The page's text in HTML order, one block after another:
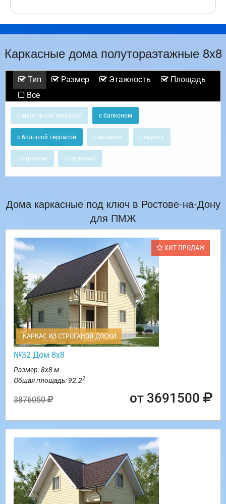
Каркасные дома полутораэтажные 8х8
Тип Размер Этажность
Площадь
Все
с маленькой террасой с балконом
с большой террасой с эркером с сауной
с гаражом с террасой
Дома каркасные под ключ в Ростове-на-Дону
для ПМЖ
ХИТ ПРОДАЖ
КАРКАС ИЗ СТРОГАНОЙ ДОСКИ
№32 Дом 8х8
Размер: 8х8 м
Общая площадь: 92.22
3876050 от 3691500